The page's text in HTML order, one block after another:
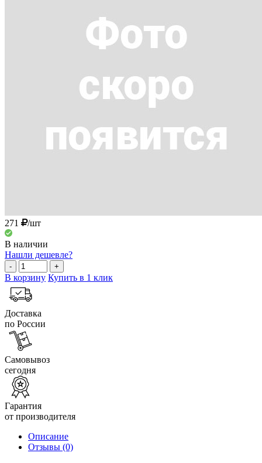
271 /шт
В наличии
Нашли дешевле?
- +
В корзину Купить в 1 клик
Доставка
по России
Самовывоз
сегодня
Гарантия
от производителя
Описание
Отзывы (0)